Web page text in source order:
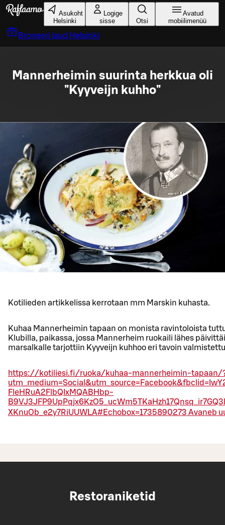
Liigu peamise sisu juurde
Asukoht
Helsinki
Logige
sisse
Otsi
Avatud
mobiilimenüü
Broneeri laud Helsinki
Mannerheimin suurinta herkkua oli
"Kyyveijn kuhho"
Kotilieden artikkelissa kerrotaan mm Marskin kuhasta.
Kuhaa Mannerheimin tapaan on monista ravintoloista
Klubilla, paikassa, jossa Mannerheim ruokaili lähes
marsalkalle tarjottiin Kyyveijn kuhhoo eri tavoin
https://kotiliesi.fi/ruoka/kuhaa-mannerheimin-tapaan/
FleHRuA2FlbQIxMQABHbp-
XKnuOb_e2y7RiUUWLA#Echobox=1735890273 Avaneb
Restoraniketid